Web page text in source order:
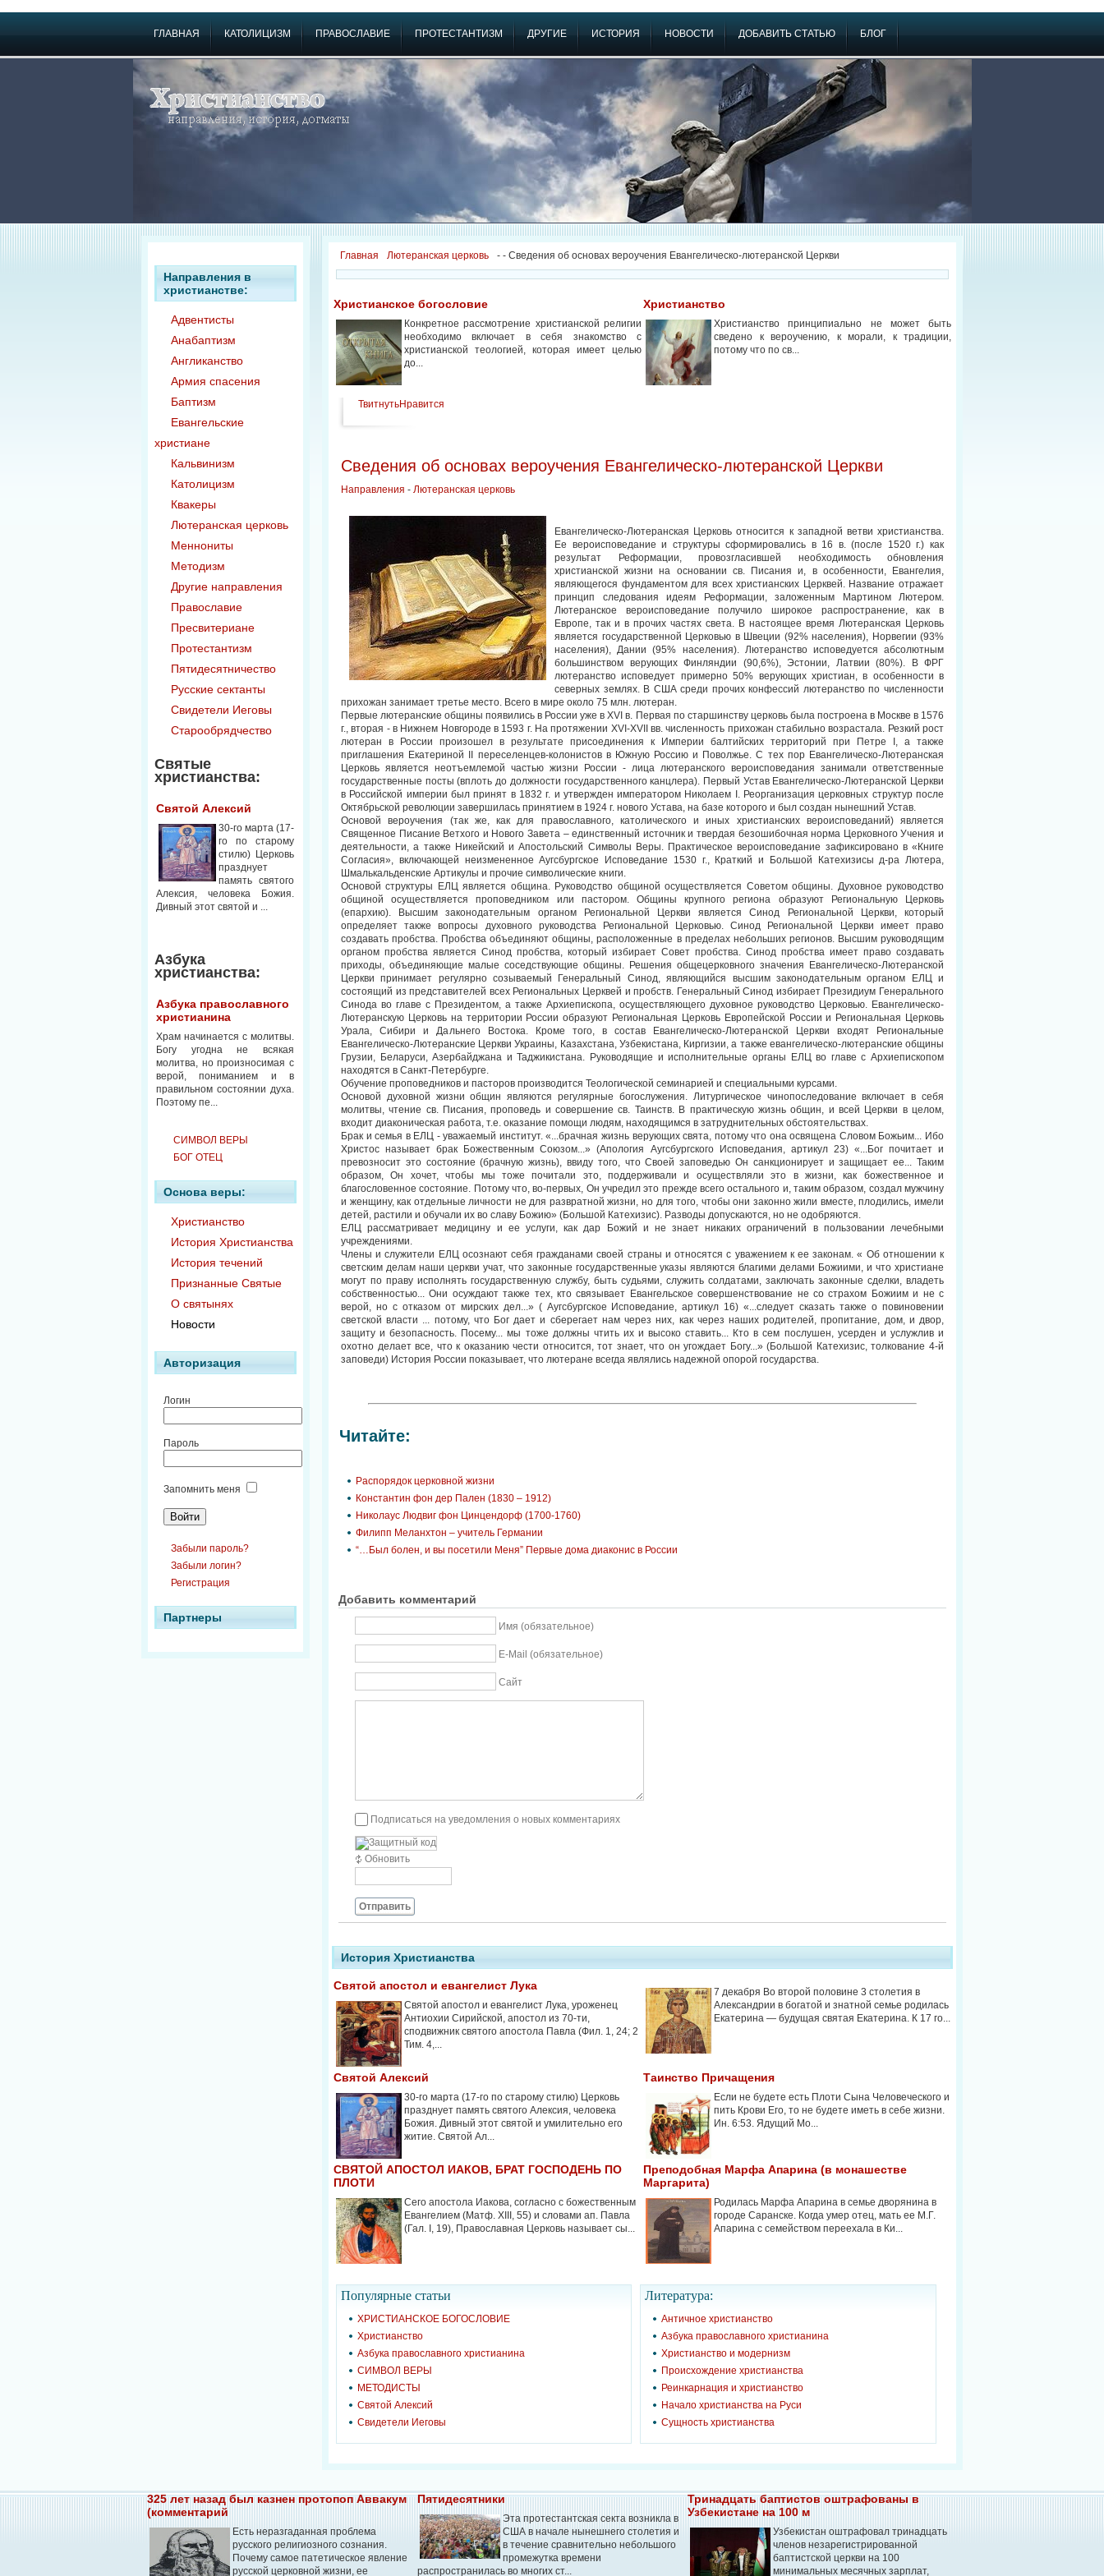
ГЛАВНАЯ КАТОЛИЦИЗМ ПРАВОСЛАВИЕ ПРОТЕСТАНТИЗМ ДРУГИЕ ИСТОРИЯ НОВОСТИ ДОБАВИТЬ СТАТЬЮ БЛОГ
Направления в
христианстве:
Адвентисты
Анабаптизм
Англиканство
Армия спасения
Баптизм
Евангельские
христиане
Кальвинизм
Католицизм
Квакеры
Лютеранская церковь
Меннониты
Методизм
Другие направления
Православие
Пресвитериане
Протестантизм
Пятидесятничество
Русские сектанты
Свидетели Иеговы
Старообрядчество
Святые
христианства:
Святой Алексий
30-го марта (17-
го по старому
стилю) Церковь
празднует
память святого
Алексия, человека Божия.
Дивный этот святой и ...
Азбука
христианства:
Азбука православного
христианина
Храм начинается с молитвы.
Богу угодна не всякая
молитва, но произносимая с
верой, пониманием и в
правильном состоянии духа.
Поэтому пе...
СИМВОЛ ВЕРЫ
БОГ ОТЕЦ
Основа веры:
Христианство
История Христианства
История течений
Признанные Святые
О святынях
Новости
Авторизация
Логин
Пароль
Запомнить меня
Забыли пароль?
Забыли логин?
Регистрация
Партнеры
Главная -
Лютеранская церковь - Сведения об основах вероучения Евангелическо-лютеранской Церкви
Христианское богословие
Конкретное рассмотрение христианской религии
необходимо включает в себя знакомство с
христианской теологией, которая имеет целью
до...
Христианство
Христианство принципиально не может быть
сведено к вероучению, к морали, к традиции,
потому что по св...
ТвитнутьНравится
Сведения об основах вероучения Евангелическо-лютеранской Церкви
Направления - Лютеранская церковь
Евангелическо-Лютеранская Церковь относится к западной ветви христианства.
Ее вероисповедание и структуры сформировались в 16 в. (после 1520 г.) как
результат Реформации, провозгласившей необходимость обновления
христианской жизни на основании св. Писания и, в особенности, Евангелия,
являющегося фундаментом для всех христианских Церквей. Название отражает
принцип следования идеям Реформации, заложенным Мартином Лютером.
Лютеранское вероисповедание получило широкое распространение, как в
Европе, так и в прочих частях света. В настоящее время Лютеранская Церковь
является государственной Церковью в Швеции (92% населения), Норвегии (93%
населения), Дании (95% населения). Лютеранство исповедуется абсолютным
большинством верующих Финляндии (90,6%), Эстонии, Латвии (80%). В ФРГ
лютеранство исповедует примерно 50% верующих христиан, в особенности в
северных землях. В США среди прочих конфессий лютеранство по численности
прихожан занимает третье место. Всего в мире около 75 млн. лютеран.
Первые лютеранские общины появились в России уже в XVI в. Первая по старшинству церковь была построена в Москве в 1576
г., вторая - в Нижнем Новгороде в 1593 г. На протяжении XVI-XVII вв. численность прихожан стабильно возрастала. Резкий рост
лютеран в России произошел в результате присоединения к Империи балтийских территорий при Петре I, а также
приглашения Екатериной II переселенцев-колонистов в Южную Россию и Поволжье. С тех пор Евангелическо-Лютеранская
Церковь является неотъемлемой частью жизни России - лица лютеранского вероисповедания занимали ответственные
государственные посты (вплоть до должности государственного канцлера). Первый Устав Евангелическо-Лютеранской Церкви
в Российской империи был принят в 1832 г. и утвержден императором Николаем I. Реорганизация церковных структур после
Октябрьской революции завершилась принятием в 1924 г. нового Устава, на базе которого и был создан нынешний Устав.
Основой вероучения (так же, как для православного, католического и иных христианских вероисповеданий) является
Священное Писание Ветхого и Нового Завета – единственный источник и твердая безошибочная норма Церковного Учения и
деятельности, а также Никейский и Апостольский Символы Веры. Практическое вероисповедание зафиксировано в «Книге
Согласия», включающей неизмененное Аугсбургское Исповедание 1530 г., Краткий и Большой Катехизисы д-ра Лютера,
Шмалькальденские Артикулы и прочие символические книги.
Основой структуры ЕЛЦ является община. Руководство общиной осуществляется Советом общины. Духовное руководство
общиной осуществляется проповедником или пастором. Общины крупного региона образуют Региональную Церковь
(епархию). Высшим законодательным органом Региональной Церкви является Синод Региональной Церкви, который
определяет также вопросы духовного руководства Региональной Церковью. Синод Региональной Церкви имеет право
создавать пробства. Пробства объединяют общины, расположенные в пределах небольших регионов. Высшим руководящим
органом пробства является Синод пробства, который избирает Совет пробства. Синод пробства имеет право создавать
приходы, объединяющие малые соседствующие общины. Решения общецерковного значения Евангелическо-Лютеранской
Церкви принимает регулярно созываемый Генеральный Синод, являющийся высшим законодательным органом ЕЛЦ и
состоящий из представителей всех Региональных Церквей и пробств. Генеральный Синод избирает Президиум Генерального
Синода во главе с Президентом, а также Архиепископа, осуществляющего духовное руководство Церковью. Евангелическо-
Лютеранскую Церковь на территории России образуют Региональная Церковь Европейской России и Региональная Церковь
Урала, Сибири и Дальнего Востока. Кроме того, в состав Евангелическо-Лютеранской Церкви входят Региональные
Евангелическо-Лютеранские Церкви Украины, Казахстана, Узбекистана, Киргизии, а также евангелическо-лютеранские общины
Грузии, Беларуси, Азербайджана и Таджикистана. Руководящие и исполнительные органы ЕЛЦ во главе с Архиепископом
находятся в Санкт-Петербурге.
Обучение проповедников и пасторов производится Теологической семинарией и специальными курсами.
Основой духовной жизни общин являются регулярные богослужения. Литургическое чинопоследование включает в себя
молитвы, чтение св. Писания, проповедь и совершение св. Таинств. В практическую жизнь общин, и всей Церкви в целом,
входит диаконическая работа, т.е. оказание помощи людям, находящимся в затруднительных обстоятельствах.
Брак и семья в ЕЛЦ - уважаемый институт. «...брачная жизнь верующих свята, потому что она освящена Словом Божьим... Ибо
Христос называет брак Божественным Союзом...» (Апология Аугсбургского Исповедания, артикул 23) «...Бог почитает и
превозносит это состояние (брачную жизнь), ввиду того, что Своей заповедью Он санкционирует и защищает ее... Таким
образом, Он хочет, чтобы мы тоже почитали это, поддерживали и осуществляли это в жизни, как божественное и
благословенное состояние. Потому что, во-первых, Он учредил это прежде всего остального и, таким образом, создал мужчину
и женщину, как отдельные личности не для развратной жизни, но для того, чтобы они законно жили вместе, плодились, имели
детей, растили и обучали их во славу Божию» (Большой Катехизис). Разводы допускаются, но не одобряются.
ЕЛЦ рассматривает медицину и ее услуги, как дар Божий и не знает никаких ограничений в пользовании лечебными
учреждениями.
Члены и служители ЕЛЦ осознают себя гражданами своей страны и относятся с уважением к ее законам. « Об отношении к
светским делам наши церкви учат, что законные государственные указы являются благими делами Божиими, и что христиане
могут по праву исполнять государственную службу, быть судьями, служить солдатами, заключать законные сделки, владеть
собственностью... Они осуждают также тех, кто связывает Евангельское совершенствование не со страхом Божиим и не с
верой, но с отказом от мирских дел...» ( Аугсбургское Исповедание, артикул 16) «...следует сказать также о повиновении
светской власти ... потому, что Бог дает и сберегает нам через них, как через наших родителей, пропитание, дом, и двор,
защиту и безопасность. Посему... мы тоже должны чтить их и высоко ставить... Кто в сем послушен, усерден и услужлив и
охотно делает все, что к оказанию чести относится, тот знает, что он угождает Богу...» (Большой Катехизис, толкование 4-й
заповеди) История России показывает, что лютеране всегда являлись надежной опорой государства.
Читайте:
Распорядок церковной жизни
Константин фон дер Пален (1830 – 1912)
Николаус Людвиг фон Цинцендорф (1700-1760)
Филипп Меланхтон – учитель Германии
“…Был болен, и вы посетили Меня” Первые дома диаконис в России
Добавить комментарий
Имя (обязательное)
E-Mail (обязательное)
Сайт
Подписаться на уведомления о новых комментариях
Обновить
Отправить
История Христианства
Святой апостол и евангелист Лука
Святой апостол и евангелист Лука, уроженец
Антиохии Сирийской, апостол из 70-ти,
сподвижник святого апостола Павла (Фил. 1, 24; 2
Тим. 4,...
7 декабря Во второй половине 3 столетия в
Александрии в богатой и знатной семье родилась
Екатерина — будущая святая Екатерина. К 17 го...
Святой Алексий
30-го марта (17-го по старому стилю) Церковь
празднует память святого Алексия, человека
Божия. Дивный этот святой и умилительно его
житие. Святой Ал...
Таинство Причащения
Если не будете есть Плоти Сына Человеческого и
пить Крови Его, то не будете иметь в себе жизни.
Ин. 6:53. Ядущий Мо...
СВЯТОЙ АПОСТОЛ ИАКОВ, БРАТ ГОСПОДЕНЬ ПО
ПЛОТИ
Сего апостола Иакова, согласно с божественным
Евангелием (Матф. XIII, 55) и словами ап. Павла
(Гал. I, 19), Православная Церковь называет сы...
Преподобная Марфа Апарина (в монашестве
Маргарита)
Родилась Марфа Апарина в семье дворянина в
городе Саранске. Когда умер отец, мать ее М.Г.
Апарина с семейством переехала в Ки...
Популярные cтатьи
ХРИСТИАНСКОЕ БОГОСЛОВИЕ
Христианство
Азбука православного христианина
СИМВОЛ ВЕРЫ
МЕТОДИСТЫ
Святой Алексий
Свидетели Иеговы
Литература:
Античное христианство
Азбука православного христианина
Христианство и модернизм
Происхождение христианства
Реинкарнация и христианство
Начало христианства на Руси
Сущность христианства
325 лет назад был казнен протопоп Аввакум
(комментарий
Есть неразгаданная проблема
русского религиозного сознания.
Почему самое патетическое явление
русской церковной жизни, ее
Пятидесятники
Эта протестантская секта возникла в
США в начале нынешнего столетия и
в течение сравнительно небольшого
промежутка времени
распространилась во многих ст...
Тринадцать баптистов оштрафованы в
Узбекистане на 100 м
Узбекистан оштрафовал тринадцать
членов незарегистрированной
баптистской церкви на 100
минимальных месячных зарплат,